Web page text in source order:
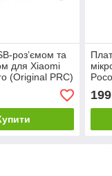
роз’ємом та
для Xiaomi
(Original PRC)
199